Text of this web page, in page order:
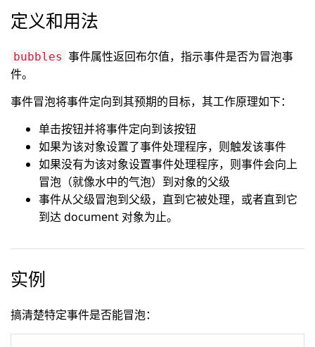
定义和用法
bubbles 事件属性返回布尔值，指示事件是否为冒泡事
件。
事件冒泡将事件定向到其预期的目标，其工作原理如下：
单击按钮并将事件定向到该按钮
如果为该对象设置了事件处理程序，则触发该事件
如果没有为该对象设置事件处理程序，则事件会向上
冒泡（就像水中的气泡）到对象的父级
事件从父级冒泡到父级，直到它被处理，或者直到它
到达 document 对象为止。
实例
搞清楚特定事件是否能冒泡：